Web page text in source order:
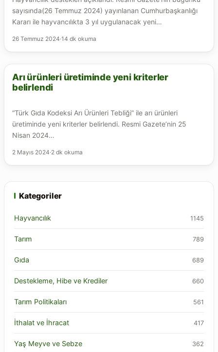
Kategoriler
Hayvancılık 1145
Tarım 789
Gıda 689
Destekleme, Hibe ve Krediler 660
Tarım Politikaları 561
İthalat ve İhracat 417
Yaş Meyve ve Sebze 362
sayısında(26 Temmuz 2024) yayınlanan Cumhurbaşkanlığı
Kararı ile hayvancılıkta 3 yıl uygulanacak yeni…
26 Temmuz 2024·14 dk okuma
ARICILIK
Arı ürünleri üretiminde yeni kriterler
belirlendi
“Türk Gıda Kodeksi Arı Ürünleri Tebliği” ile arı ürünleri
üretiminde yeni kriterler belirlendi. Resmi Gazete’nin 25
Nisan 2024…
2 Mayıs 2024·2 dk okuma